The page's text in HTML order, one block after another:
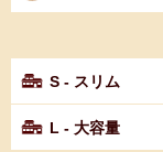
S - スリム
L - 大容量